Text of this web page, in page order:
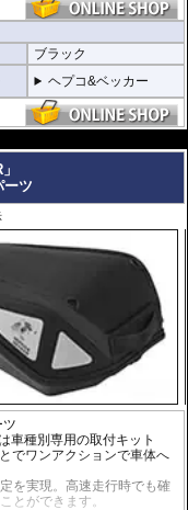
ブラック
ヘプコ&ベッカー
ーツ
車種別専用の取付キット
でワンアクションで車体へ
を実現。高速走行時でも確
とができます。